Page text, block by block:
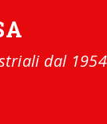
dal 1954